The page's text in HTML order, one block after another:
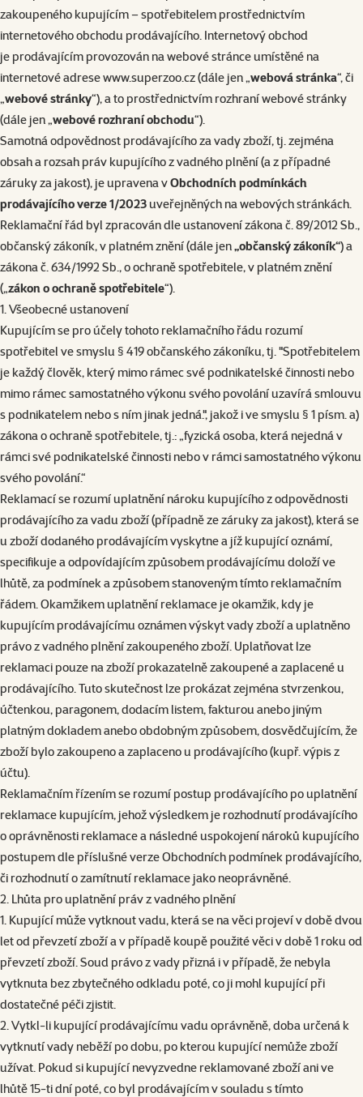
zakoupeného kupujícím – spotřebitelem prostřednictvím
internetového obchodu prodávajícího. Internetový obchod
je prodávajícím provozován na webové stránce umístěné na
internetové adresewww.superzoo.cz(dále jen „webová stránka“, či
„webové stránky“), a to prostřednictvím rozhraní webové stránky
(dále jen „webové rozhraní obchodu“).
Samotná odpovědnost prodávajícího za vady zboží, tj. zejména
obsah a rozsah práv kupujícího z vadného plnění (a z případné
záruky za jakost), je upravena vObchodních podmínkách
prodávajícího verze 1/2023uveřejněných na webových stránkách.
Reklamační řád byl zpracován dle ustanovení zákona č. 89/2012 Sb.,
občanský zákoník, v platném znění (dále jen„občanský zákoník“) a
zákona č. 634/1992 Sb., o ochraně spotřebitele, v platném znění
(„zákon o ochraně spotřebitele“).
1. Všeobecné ustanovení
Kupujícím se pro účely tohoto reklamačního řádu rozumí
spotřebitel ve smyslu § 419 občanského zákoníku, tj. "Spotřebitelem
je každý člověk, který mimo rámec své podnikatelské činnosti nebo
mimo rámec samostatného výkonu svého povolání uzavírá smlouvu
s podnikatelem nebo s ním jinak jedná.", jakož i ve smyslu § 1 písm. a)
zákona o ochraně spotřebitele, tj.: „fyzická osoba, která nejedná v
rámci své podnikatelské činnosti nebo v rámci samostatného výkonu
svého povolání.“
Reklamací se rozumí uplatnění nároku kupujícího z odpovědnosti
prodávajícího za vadu zboží (případně ze záruky za jakost), která se
u zboží dodaného prodávajícím vyskytne a jíž kupující oznámí,
specifikuje a odpovídajícím způsobem prodávajícímu doloží ve
lhůtě, za podmínek a způsobem stanoveným tímto reklamačním
řádem. Okamžikem uplatnění reklamace je okamžik, kdy je
kupujícím prodávajícímu oznámen výskyt vady zboží a uplatněno
právo z vadného plnění zakoupeného zboží. Uplatňovat lze
reklamaci pouze na zboží prokazatelně zakoupené a zaplacené u
prodávajícího. Tuto skutečnost lze prokázat zejména stvrzenkou,
účtenkou, paragonem, dodacím listem, fakturou anebo jiným
platným dokladem anebo obdobným způsobem, dosvědčujícím, že
zboží bylo zakoupeno a zaplaceno u prodávajícího (kupř. výpis z
účtu).
Reklamačním řízením se rozumí postup prodávajícího po uplatnění
reklamace kupujícím, jehož výsledkem je rozhodnutí prodávajícího
o oprávněnosti reklamace a následné uspokojení nároků kupujícího
postupem dle příslušné verze Obchodních podmínek prodávajícího,
či rozhodnutí o zamítnutí reklamace jako neoprávněné.
2. Lhůta pro uplatnění práv z vadného plnění
1. Kupující může vytknout vadu, která se na věci projeví v době dvou
let od převzetí zboží a v případě koupě použité věci v době 1 roku od
převzetí zboží. Soud právo z vady přizná i v případě, že nebyla
vytknuta bez zbytečného odkladu poté, co ji mohl kupující při
dostatečné péči zjistit.
2. Vytkl-li kupující prodávajícímu vadu oprávněně, doba určená k
vytknutí vady neběží po dobu, po kterou kupující nemůže zboží
užívat. Pokud si kupující nevyzvedne reklamované zboží ani ve
lhůtě 15-ti dní poté, co byl prodávajícím v souladu s tímto